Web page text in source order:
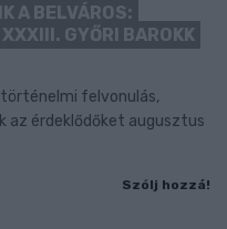
A BELVÁROS:
GYŐRI BAROKK
felvonulás,
érdeklődőket augusztus
Szólj hozzá!